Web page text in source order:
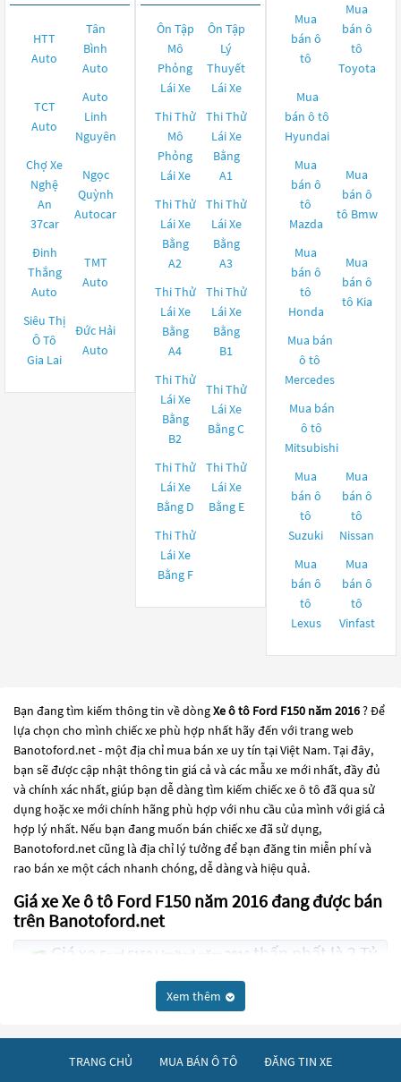
HTT
Auto
Tân
Bình
Auto
TCT
Auto
Auto
Linh
Nguyên
Chợ Xe
Nghệ
An
37car
Ngọc
Quỳnh
Autocar
Đinh
Thắng
Auto
TMT
Auto
Siêu Thị
Ô Tô
Gia Lai
Đức Hải
Auto
Ôn Tập
Mô
Phỏng
Lái Xe
Ôn Tập
Lý
Thuyết
Lái Xe
Thi Thử
Mô
Phỏng
Lái Xe
Thi Thử
Lái Xe
Bằng
A1
Thi Thử
Lái Xe
Bằng
A2
Thi Thử
Lái Xe
Bằng
A3
Thi Thử
Lái Xe
Bằng
A4
Thi Thử
Lái Xe
Bằng
B1
Thi Thử
Lái Xe
Bằng
B2
Thi Thử
Lái Xe
Bằng C
Thi Thử
Lái Xe
Bằng D
Thi Thử
Lái Xe
Bằng E
Thi Thử
Lái Xe
Bằng F
Mua
bán ô
tô
Mua
bán ô
tô
Toyota
Mua
bán ô tô
Hyundai
Mua
bán ô
tô
Mazda
Mua
bán ô
tô Bmw
Mua
bán ô
tô
Honda
Mua
bán ô
tô Kia
Mua bán
ô tô
Mercedes
Mua bán
ô tô
Mitsubishi
Mua
bán ô
tô
Suzuki
Mua
bán ô
tô
Nissan
Mua
bán ô
tô
Lexus
Mua
bán ô
tô
Vinfast
Bạn đang tìm kiếm thông tin về dòngXe ô tô Ford F150 năm 2016? Để
lựa chọn cho mình chiếc xe phù hợp nhất hãy đến với trang web
Banotoford.net - một địa chỉ mua bán xe uy tín tại Việt Nam. Tại đây,
bạn sẽ được cập nhật thông tin giá cả và các mẫu xe mới nhất, đầy đủ
và chính xác nhất, giúp bạn dễ dàng tìm kiếm chiếc xe ô tô đã qua sử
dụng hoặc xe mới chính hãng phù hợp với nhu cầu của mình với giá cả
hợp lý nhất. Nếu bạn đang muốn bán chiếc xe đã sử dụng,
Banotoford.net cũng là địa chỉ lý tưởng để bạn đăng tin miễn phí và
rao bán xe một cách nhanh chóng, dễ dàng và hiệu quả.
Giá xe Xe ô tô Ford F150 năm 2016 đang được bán
trên Banotoford.net
Giá xe Ford F150 Limited năm 2016 thấp nhất là 2 Tỷ
Xe ô tô Ford F150 năm 2016
đang trở thành một lựa chọn
thành sự lựa chọn phổ biến. Các dòngXe ô tô Ford F150 năm 2016
Xem thêm
TRANG CHỦ MUA BÁN Ô TÔ ĐĂNG TIN XE